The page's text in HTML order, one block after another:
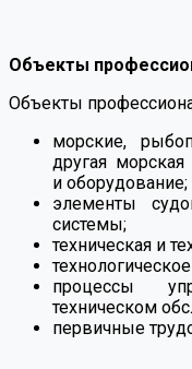
Объекты
Объекты
морские,
другая
и оборудование;
элементы
системы;
техническая и
процессы
техническом
первичные